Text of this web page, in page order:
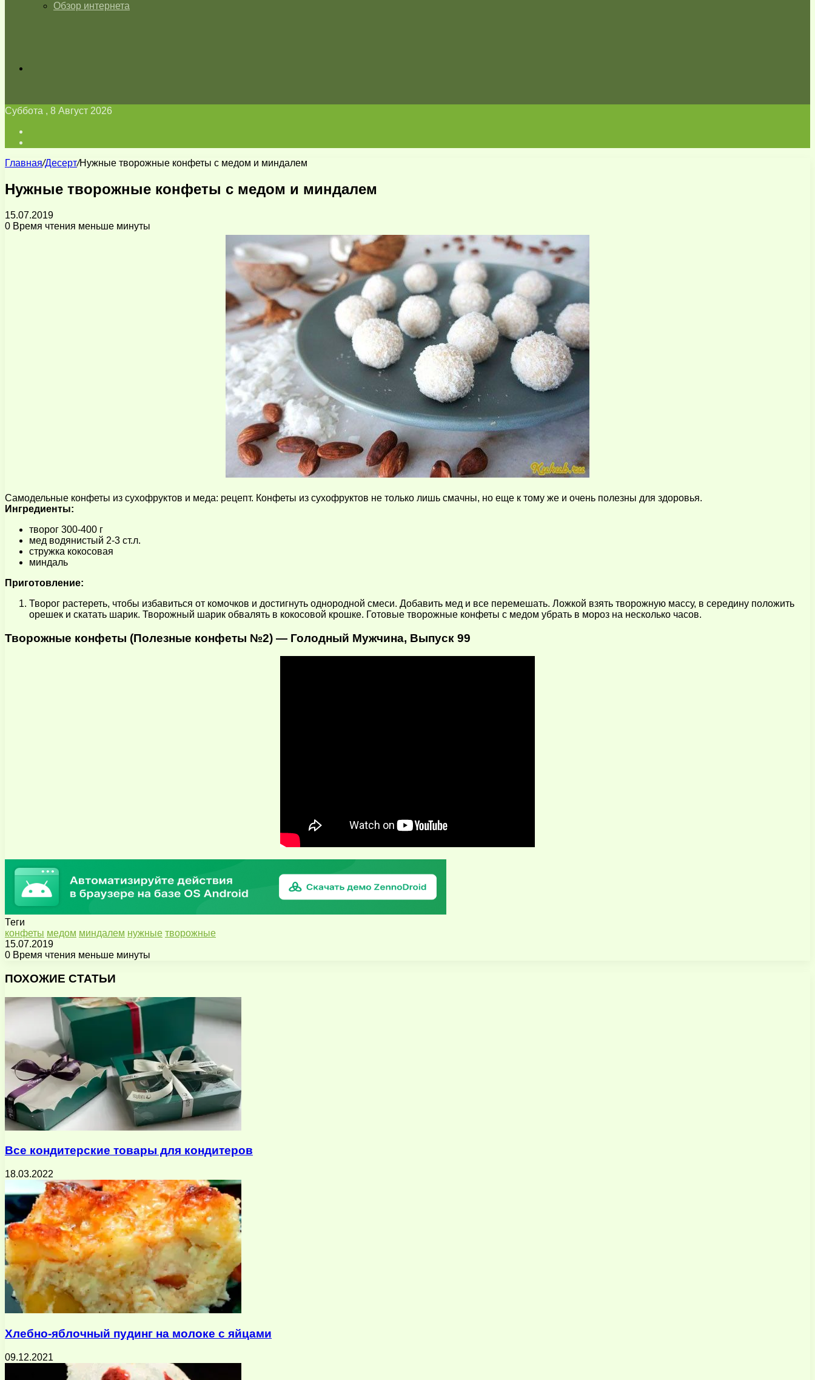
Обзор интернета
Суббота , 8 Август 2026
Главная/Десерт/Нужные творожные конфеты с медом и миндалем
Нужные творожные конфеты с медом и миндалем
15.07.2019
0 Время чтения меньше минуты
Самодельные конфеты из сухофруктов и меда: рецепт. Конфеты из сухофруктов не только лишь смачны, но еще к тому же и очень полезны для здоровья.
Ингредиенты:
творог 300-400 г
мед водянистый 2-3 ст.л.
стружка кокосовая
миндаль
Приготовление:
Творог растереть, чтобы избавиться от комочков и достигнуть однородной смеси. Добавить мед и все перемешать. Ложкой взять творожную массу, в середину положить
орешек и скатать шарик. Творожный шарик обвалять в кокосовой крошке. Готовые творожные конфеты с медом убрать в мороз на несколько часов.
Творожные конфеты (Полезные конфеты №2) — Голодный Мужчина, Выпуск 99
Теги
конфеты медом миндалем нужные творожные
15.07.2019
0 Время чтения меньше минуты
через
почту
ПОХОЖИЕ СТАТЬИ
Все кондитерские товары для кондитеров
18.03.2022
Хлебно-яблочный пудинг на молоке с яйцами
09.12.2021